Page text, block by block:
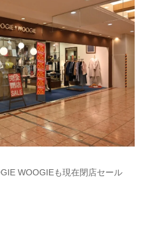
WOOGIEも現在閉店セール